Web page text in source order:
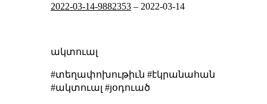
2022-03-14-9882353– 2022-03-14
ակտուալ
#տեղափոխութիւն #էկրանահան
#ակտուալ #յօդուած